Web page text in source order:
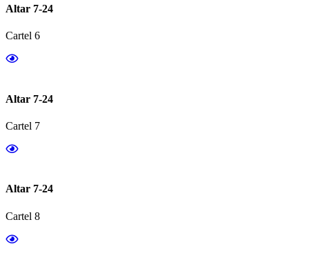
Altar 7-24
Cartel 6
Altar 7-24
Cartel 7
Altar 7-24
Cartel 8